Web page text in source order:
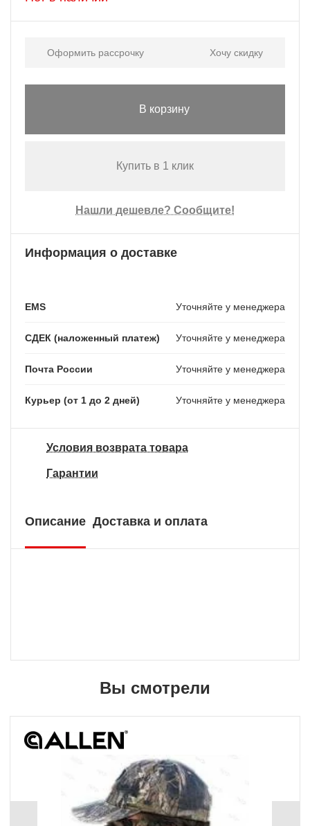
Оформить рассрочку Хочу скидку
В корзину
Купить в 1 клик
Нашли дешевле? Сообщите!
Информация о доставке
EMS Уточняйте у менеджера
СДЕК (наложенный платеж) Уточняйте у менеджера
Почта России Уточняйте у менеджера
Курьер (от 1 до 2 дней) Уточняйте у менеджера
Условия возврата товара
Гарантии
Описание Доставка и оплата
Вы смотрели